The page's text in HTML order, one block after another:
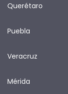
Querétaro
Puebla
Veracruz
Mérida